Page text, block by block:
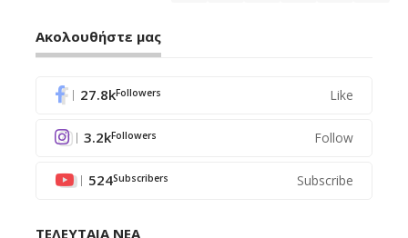
Ακολουθήστε μας
27.8kFollowers Like
3.2kFollowers Follow
524Subscribers Subscribe
ΤΕΛΕΥΤΑΙΑ ΝΕΑ